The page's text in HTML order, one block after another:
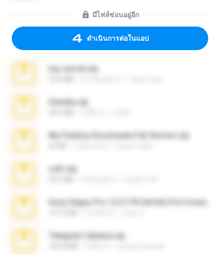
มีไฟล์ซ่อนอยู่อีก
ดำเนินการต่อในแอป
top secret.zip
Daniela.zip
My Femboy Roommate Full Version.zip
ouh!.zip
Telegram fabiana.zip